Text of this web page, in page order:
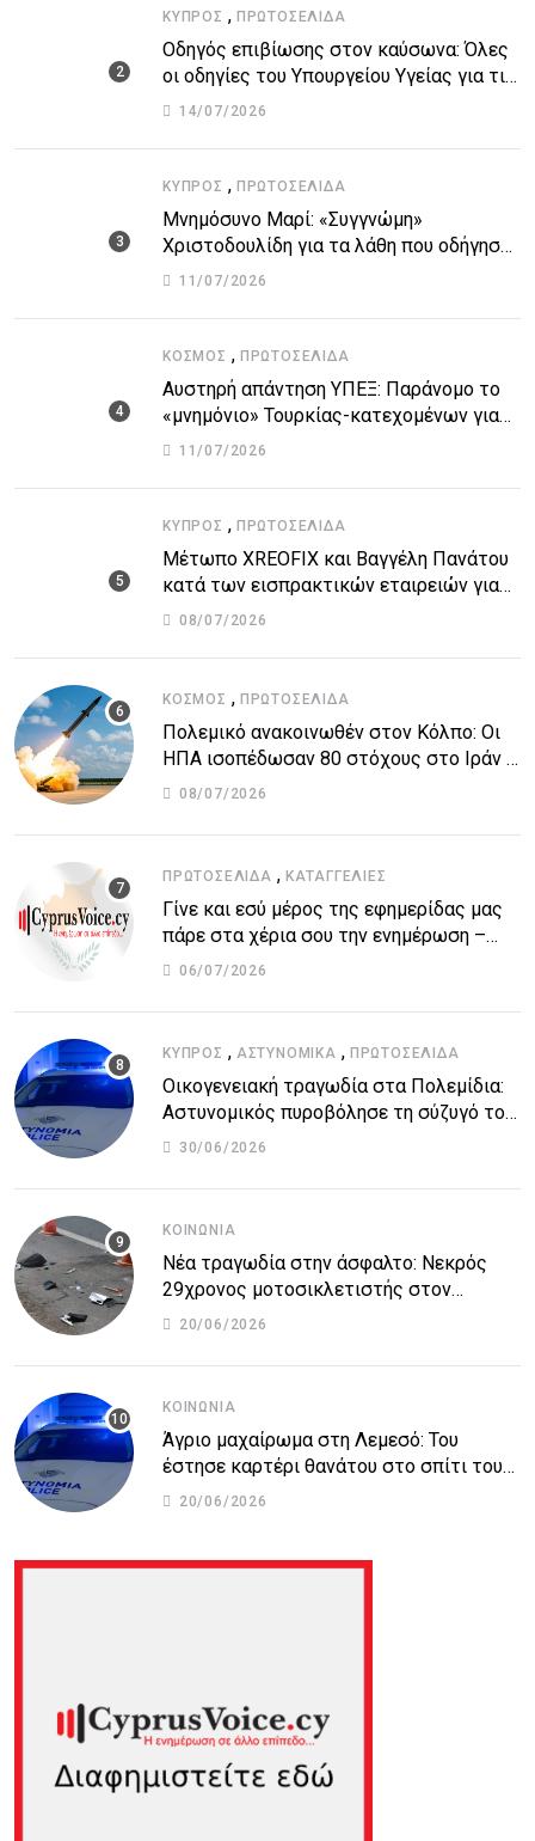
ΚΎΠΡΟΣ , ΠΡΩΤΟΣΈΛΙΔΑ
Οδηγός επιβίωσης στον καύσωνα: Όλες
οι οδηγίες του Υπουργείου Υγείας για τις
υψηλές θερμοκρασίες
14/07/2026
ΚΎΠΡΟΣ , ΠΡΩΤΟΣΈΛΙΔΑ
Μνημόσυνο Μαρί: «Συγγνώμη»
Χριστοδουλίδη για τα λάθη που οδήγησαν
στην τραγωδία
11/07/2026
ΚΌΣΜΟΣ , ΠΡΩΤΟΣΈΛΙΔΑ
Αυστηρή απάντηση ΥΠΕΞ: Παράνομο το
«μνημόνιο» Τουρκίας-κατεχομένων για
τον υποθαλάσσιο αγωγό
11/07/2026
ΚΎΠΡΟΣ , ΠΡΩΤΟΣΈΛΙΔΑ
Μέτωπο XREOFIX και Βαγγέλη Πανάτου
κατά των εισπρακτικών εταιρειών για
την προστασία των δανειοληπτών
08/07/2026
ΚΌΣΜΟΣ , ΠΡΩΤΟΣΈΛΙΔΑ
Πολεμικό ανακοινωθέν στον Κόλπο: Οι
ΗΠΑ ισοπέδωσαν 80 στόχους στο Ιράν –
Μπαράζ επιθέσεων σε αμερικανικές
08/07/2026
ΠΡΩΤΟΣΈΛΙΔΑ , ΚΑΤΑΓΓΕΛΙΕΣ
Γίνε και εσύ μέρος της εφημερίδας μας
πάρε στα χέρια σου την ενημέρωση –
στείλε το δικό σου άρθρο την δική σου
06/07/2026
ΚΎΠΡΟΣ , ΑΣΤΥΝΟΜΙΚΆ , ΠΡΩΤΟΣΈΛΙΔΑ
Οικογενειακή τραγωδία στα Πολεμίδια:
Αστυνομικός πυροβόλησε τη σύζυγό του
και αυτοκτόνησε
30/06/2026
ΚΟΙΝΩΝΊΑ
Νέα τραγωδία στην άσφαλτο: Νεκρός
29χρονος μοτοσικλετιστής στον
αυτοκινητόδρομο Πάφου – Λεμεσού
20/06/2026
ΚΟΙΝΩΝΊΑ
Άγριο μαχαίρωμα στη Λεμεσό: Του
έστησε καρτέρι θανάτου στο σπίτι του
για προσωπικές διαφορές – Στο
20/06/2026